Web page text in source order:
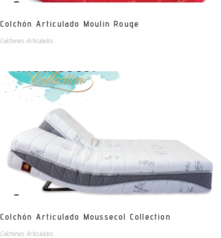
Colchón Articulado Moulin Rouge
Colchones Articulados
Colchón Articulado Moussecol Collection
Colchones Articulados